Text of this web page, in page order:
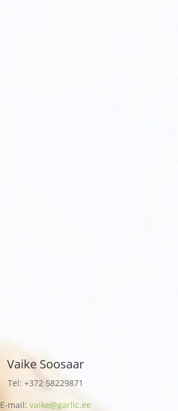
Vaike Soosaar
Tel: +372 58229871
E-mail: vaike@garlic.ee